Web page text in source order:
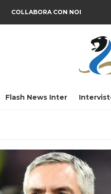
COLLABORA CON NOI
Flash News Inter